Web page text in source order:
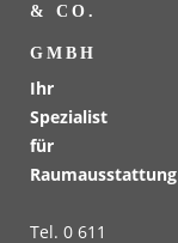
& CO.
GMBH
Ihr
Spezialist
für
Raumausstattung
Tel. 0 611